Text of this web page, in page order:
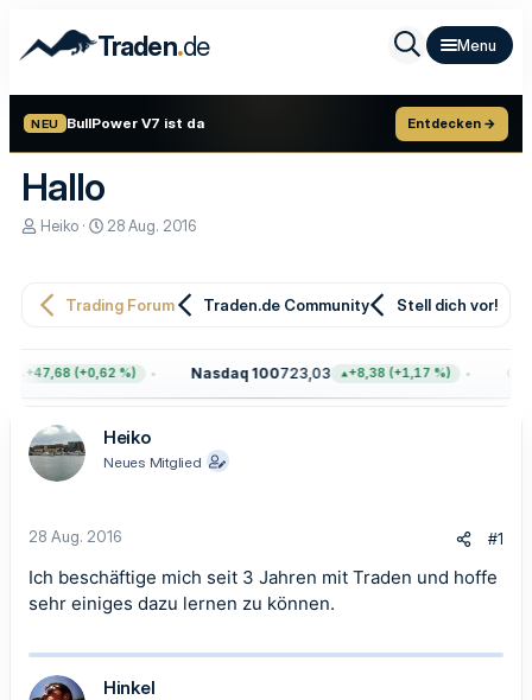
Traden.de
NEU BullPower V7 ist da Entdecken →
Hallo
E
e
r
Heiko
E
e
a
m
28 Aug. 2016
Trading Forum Traden.de Community Stell dich vor!
+47,68 (+0,62 %) Nasdaq 100723,03 +8,38 (+1,17 %) Gold
Heiko
Neues Mitglied
28 Aug. 2016 #1
Ich beschäftige mich seit 3 Jahren mit Traden und hoffe
sehr einiges dazu lernen zu können.
Hinkel